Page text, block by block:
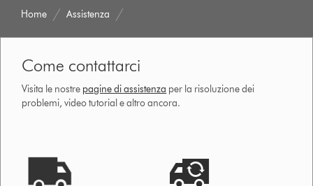
Home Assistenza
Come contattarci
Visita le nostre pagine di assistenza per la risoluzione dei
problemi, video tutorial e altro ancora.